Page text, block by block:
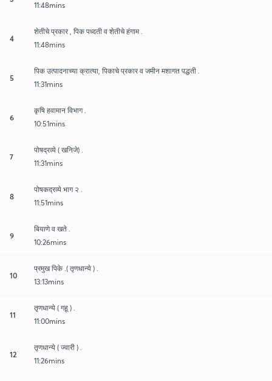
11:48mins
4
शेतीचे प्रकार , पिक पध्दती व शेतीचे हंगाम .
11:48mins
5
पिक उत्पादनाच्या क्रात्या, पिकाचे प्रकार व जमीन मशागत पद्धती .
11:31mins
6
कृषि हवामान विभाग .
10:51mins
7
पोषद्रव्ये ( खनिजे) .
11:31mins
8
पोषकद्रव्ये भाग २ .
11:51mins
9
बियाणे व खते .
10:26mins
10
प्रमुख पिके .( तृणधान्ये ) .
13:13mins
11
तृणधान्ये ( गहू ) .
11:00mins
12
तृणधान्ये ( ज्वारी ) .
11:26mins